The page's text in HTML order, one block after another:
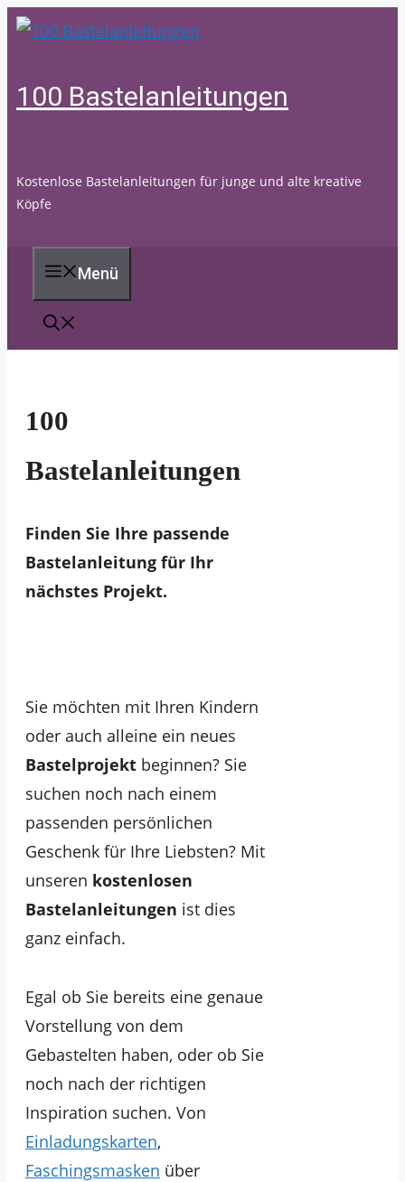
Zum
100 Bastelanleitungen
Kostenlose Bastelanleitungen für junge und alte kreative
Köpfe
Menü
100
Bastelanleitungen
Finden Sie Ihre passende
Bastelanleitung für Ihr
nächstes Projekt.
Sie möchten mit Ihren Kindern
oder auch alleine ein neues
Bastelprojekt beginnen? Sie
suchen noch nach einem
passenden persönlichen
Geschenk für Ihre Liebsten? Mit
unseren kostenlosen
Bastelanleitungen ist dies
ganz einfach.
Egal ob Sie bereits eine genaue
Vorstellung von dem
Gebastelten haben, oder ob Sie
noch nach der richtigen
Inspiration suchen. Von
Einladungskarten,
Faschingsmasken über